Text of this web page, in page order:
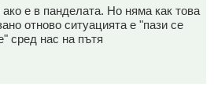
е в панделата. Но няма как това
отново ситуацията е "пази се
сред нас на пътя